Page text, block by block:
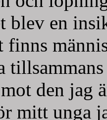
blev en
finns
den jag
mitt unga